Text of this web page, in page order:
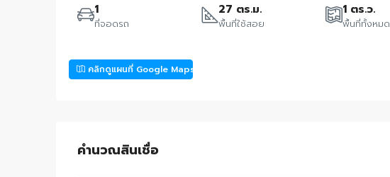
1
ที่จอดรถ
27 ตร.ม.
พื้นที่ใช้สอย
1 ตร.ว.
พื้นที่ทั้งหมด
คลิกดูแผนที่ Google Maps
คำนวณสินเชื่อ